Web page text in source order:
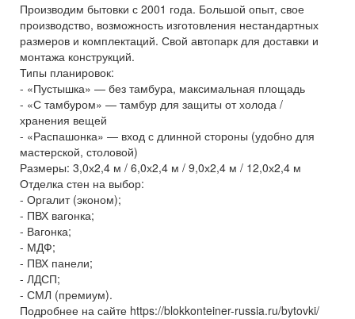
Производим бытовки с 2001 года. Большой опыт, свое
производство, возможность изготовления нестандартных
размеров и комплектаций. Свой автопарк для доставки и
монтажа конструкций.
Типы планировок:
- «Пустышка» — без тамбура, максимальная площадь
- «С тамбуром» — тамбур для защиты от холода /
хранения вещей
- «Распашонка» — вход с длинной стороны (удобно для
мастерской, столовой)
Размеры: 3,0х2,4 м / 6,0х2,4 м / 9,0х2,4 м / 12,0х2,4 м
Отделка стен на выбор:
- Оргалит (эконом);
- ПВХ вагонка;
- Вагонка;
- МДФ;
- ПВХ панели;
- ЛДСП;
- СМЛ (премиум).
Подробнее на сайте https://blokkonteiner-russia.ru/bytovki/